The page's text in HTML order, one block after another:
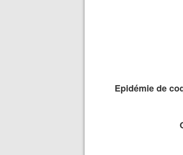
Epidémie de